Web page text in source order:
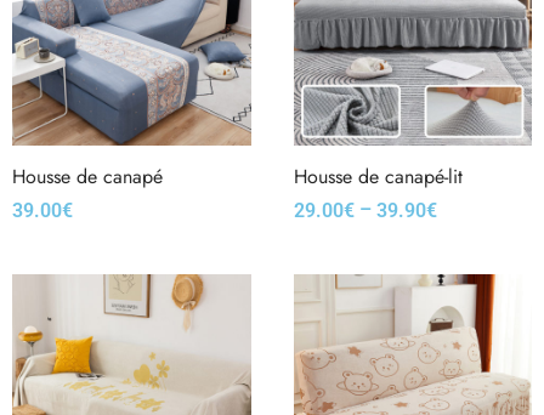
Housse de canapé
39.00€
Housse de canapé-lit
29.00€– 39.90€